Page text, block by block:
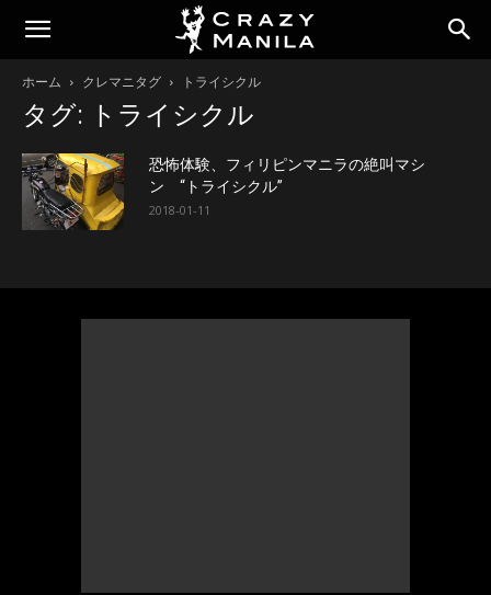
ホーム クレマニタグ トライシクル
タグ: トライシクル
恐怖体験、フィリピンマニラの絶叫マシ
ン “トライシクル”
2018-01-11